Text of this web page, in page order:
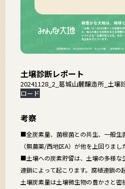
土壌診断レポート
20241128_2_葛城山麓醸造所_土壌
ロード
考察
■全炭素量、菌根菌との共生、一般生
（無農薬/西地区A）が他を上回りまし
■土壌への炭素貯留は、土壌の多様な
連鎖によって起こります。腐植連鎖の
土壌炭素量は土壌微生物の豊かさと密